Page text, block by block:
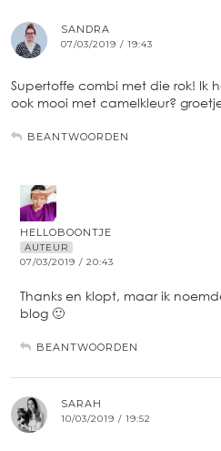
SANDRA
07/03/2019 / 19:43
Supertoffe combi met die rok! Ik
ook mooi met camelkleur?
BEANTWOORDEN
HELLOBOONTJE
AUTEUR
07/03/2019 / 20:43
Thanks en klopt, maar ik
blog 🙂
BEANTWOORDEN
SARAH
10/03/2019 / 19:52